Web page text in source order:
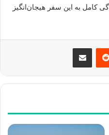
کامل به این سفر هیجان‌انگیز
‫رددیت اشتراک گذاری از طریق ایمیل